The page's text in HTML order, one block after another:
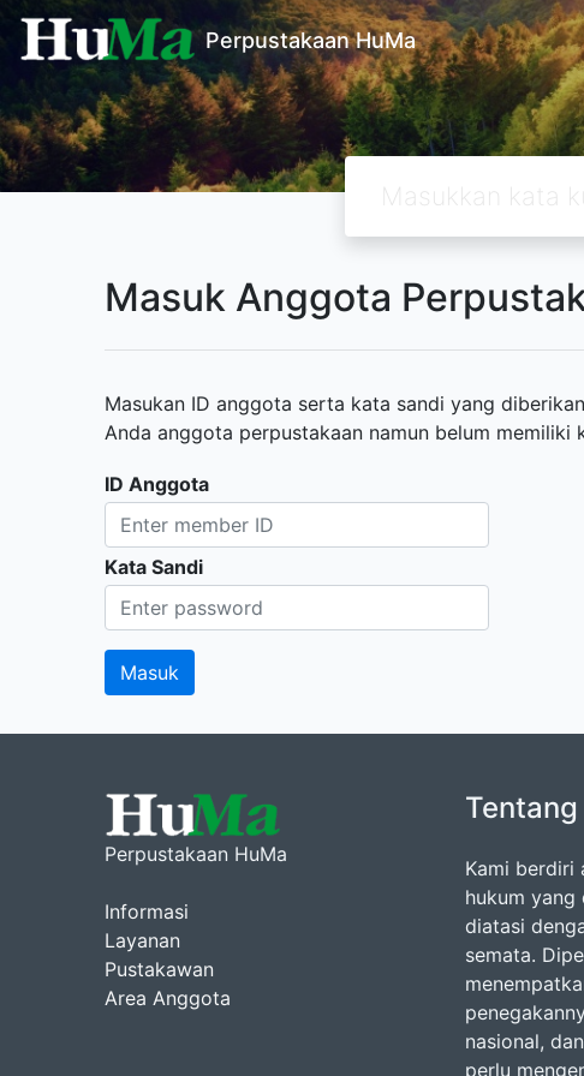
Perpustakaan HuMa
Masuk Anggota
Masukan ID anggota serta kata sandi yang
Anda anggota perpustakaan namun belum memiliki
ID Anggota
Kata Sandi
Perpustakaan HuMa
Informasi
Layanan
Pustakawan
Area Anggota
Tentang
Kami berdiri
hukum
diatasi
semata.
nasional,
perlu